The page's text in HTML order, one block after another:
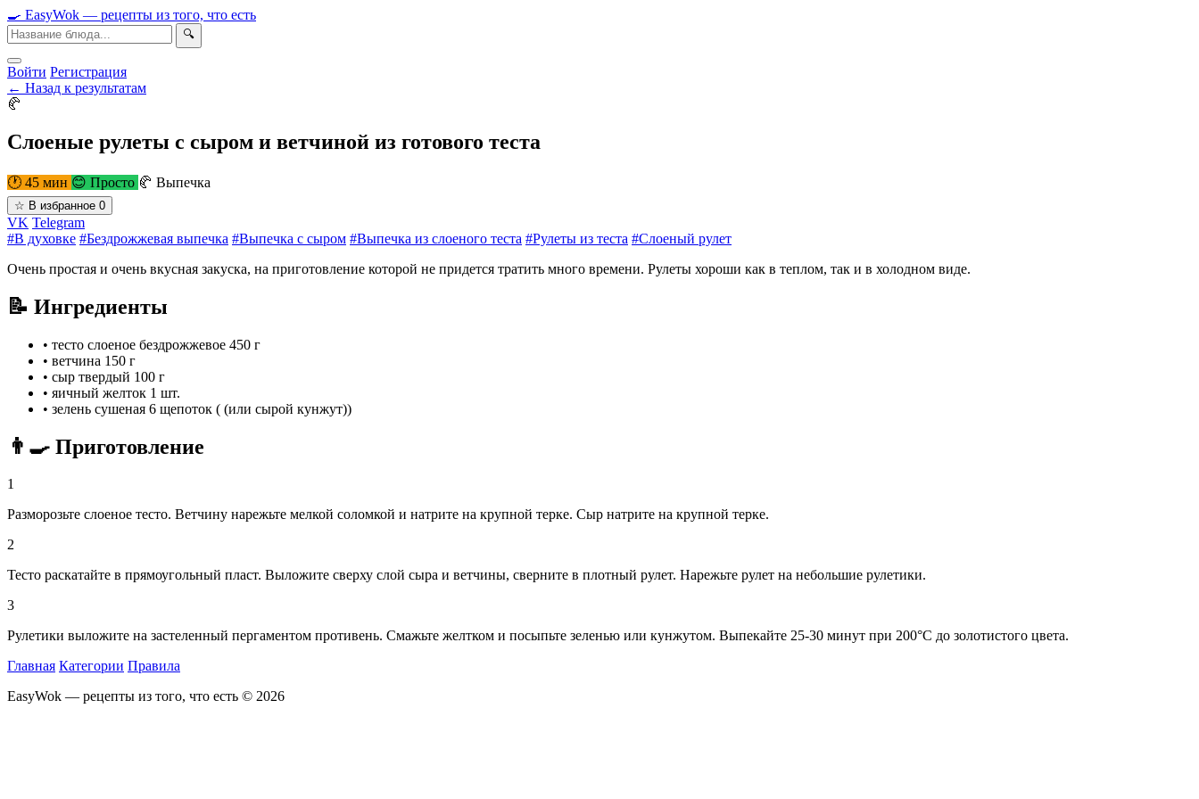
🍳 EasyWok — рецепты из того, что есть
🔍
Войти Регистрация
← Назад к результатам
🥐
Слоеные рулеты с сыром и ветчиной из готового теста
🕐 45 мин 😊 Просто 🥐 Выпечка
☆ В избранное 0
VK Telegram
#В духовке #Бездрожжевая выпечка #Выпечка с сыром #Выпечка из слоеного теста #Рулеты из теста #Слоеный рулет
Очень простая и очень вкусная закуска, на приготовление которой не придется тратить много времени. Рулеты хороши как в теплом, так и в холодном виде.
📝 Ингредиенты
• тесто слоеное бездрожжевое 450 г
• ветчина 150 г
• сыр твердый 100 г
• яичный желток 1 шт.
• зелень сушеная 6 щепоток ( (или сырой кунжут))
👨‍🍳 Приготовление
1
Разморозьте слоеное тесто. Ветчину нарежьте мелкой соломкой и натрите на крупной терке. Сыр натрите на крупной терке.
2
Тесто раскатайте в прямоугольный пласт. Выложите сверху слой сыра и ветчины, сверните в плотный рулет. Нарежьте рулет на небольшие рулетики.
3
Рулетики выложите на застеленный пергаментом противень. Смажьте желтком и посыпьте зеленью или кунжутом. Выпекайте 25-30 минут при 200°С до золотистого цвета.
Главная Категории Правила
EasyWok — рецепты из того, что есть © 2026